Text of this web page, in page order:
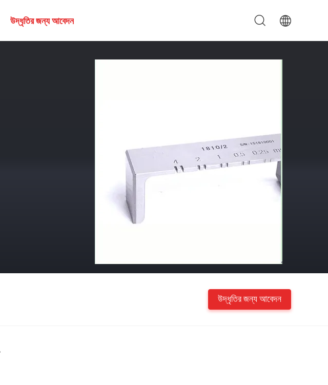
উদ্ধৃতির জন্য আবেদন
উদ্ধৃতির জন্য আবেদন